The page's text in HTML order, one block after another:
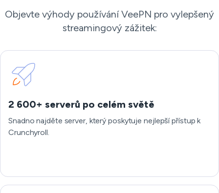
Objevte výhody používání VeePN pro vylepšený
streamingový zážitek:
2 600+ serverů po celém světě
Snadno najděte server, který poskytuje nejlepší přístup k
Crunchyroll.